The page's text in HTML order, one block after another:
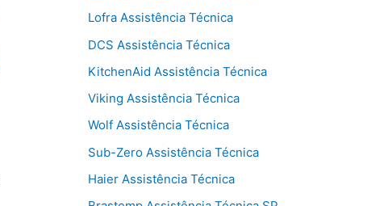
Lofra Assistência Técnica
DCS Assistência Técnica
KitchenAid Assistência Técnica
Viking Assistência Técnica
Wolf Assistência Técnica
Sub-Zero Assistência Técnica
Haier Assistência Técnica